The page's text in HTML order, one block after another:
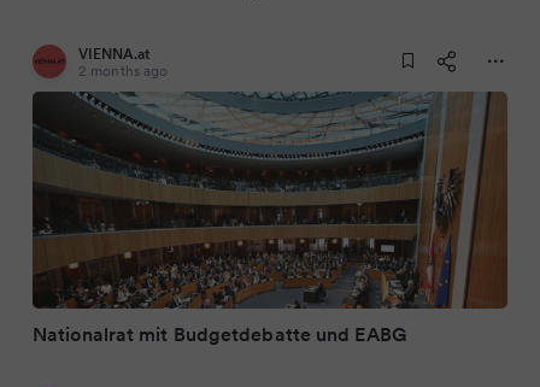
VIENNA.at
2 months ago
Nationalrat mit Budgetdebatte und EABG